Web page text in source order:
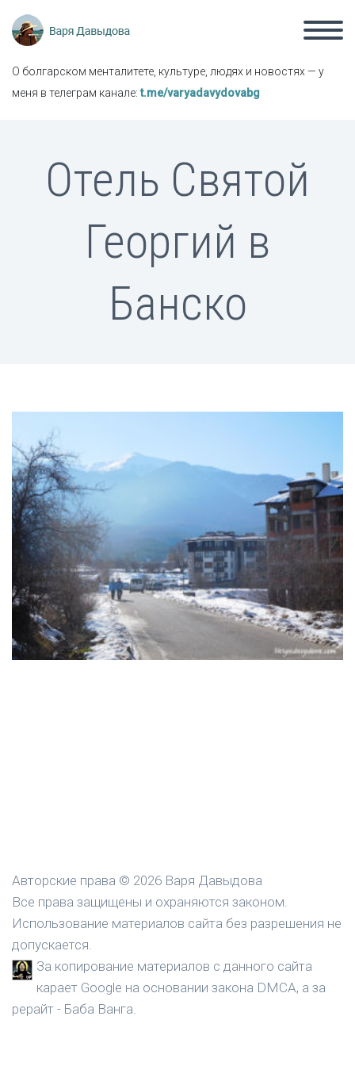
О болгарском менталитете, культуре, людях и новостях — у
меня в телеграм канале:t.me/varyadavydovabg
Отель Святой
Георгий в
Банско
Авторские права © 2026 Варя Давыдова
Все права защищены и охраняются законом.
Использование материалов сайта без разрешения не
допускается.
За копирование материалов с данного сайта
карает Google на основании закона DMCA, а за
рерайт - Баба Ванга.